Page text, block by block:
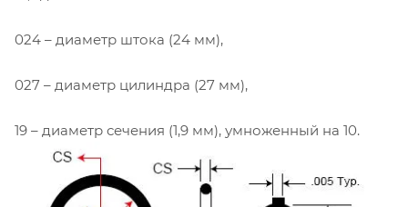
024 – диаметр штока (24 мм),
027 – диаметр цилиндра (27 мм),
19 – диаметр сечения (1,9 мм), умноженный на 10.